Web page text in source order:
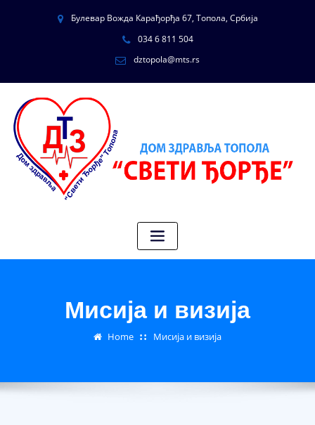
Булевар Вожда Карађорђа 67, Топола, Србија
034 6 811 504
dztopola@mts.rs
Мисија и визија
Home Мисија и визија